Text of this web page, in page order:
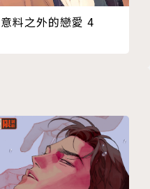
意料之外的戀愛 4